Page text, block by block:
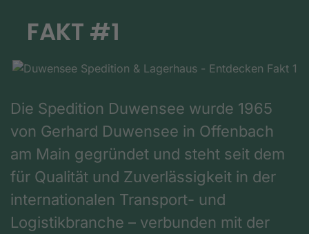
FAKT #1
Die Spedition Duwensee wurde 1965
von Gerhard Duwensee in Offenbach
am Main gegründet und steht seit dem
für Qualität und Zuverlässigkeit in der
internationalen Transport- und
Logistikbranche – verbunden mit der